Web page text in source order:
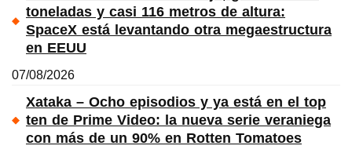
toneladas y casi 116 metros de altura:
SpaceX está levantando otra megaestructura
en EEUU
07/08/2026
Xataka – Ocho episodios y ya está en el top
ten de Prime Video: la nueva serie veraniega
con más de un 90% en Rotten Tomatoes